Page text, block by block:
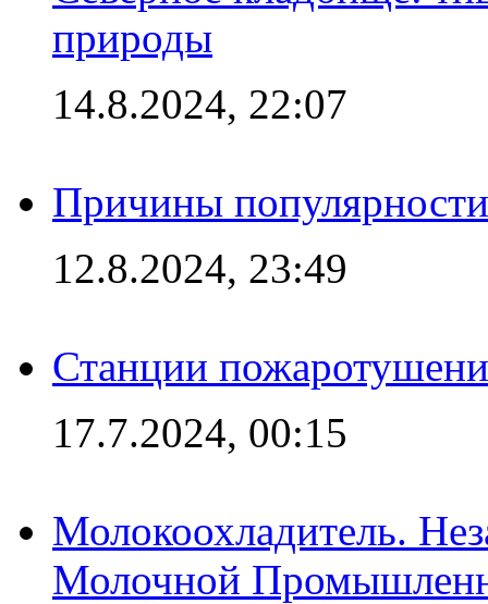
природы
14.8.2024, 22:07
Причины
12.8.2024, 23:49
Станции
17.7.2024, 00:15
Молокоохладитель.
Молочной